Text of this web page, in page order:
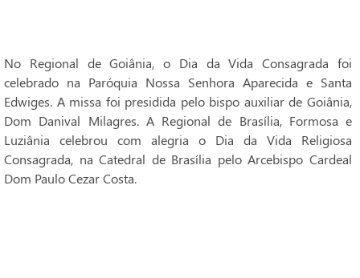
No Regional de Goiânia, o Dia da Vida Consagrada foi
celebrado na Paróquia Nossa Senhora Aparecida e Santa
Edwiges. A missa foi presidida pelo bispo auxiliar de Goiânia,
Dom Danival Milagres. A Regional de Brasília, Formosa e
Luziânia celebrou com alegria o Dia da Vida Religiosa
Consagrada, na Catedral de Brasília pelo Arcebispo Cardeal
Dom Paulo Cezar Costa.